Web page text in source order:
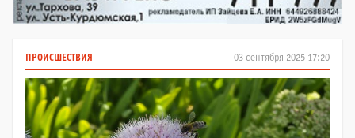
03 сентября 2025 17:20
ПРОИСШЕСТВИЯ